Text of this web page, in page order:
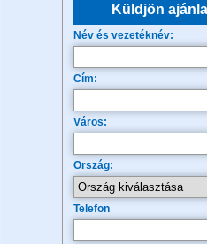
Küldjön
Név és vezetéknév:
Cím:
Város:
Ország:
Telefon